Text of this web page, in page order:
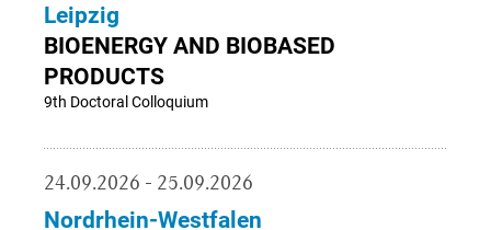
Leipzig
BIOENERGY AND BIOBASED
PRODUCTS
9th Doctoral Colloquium
24.09.2026 - 25.09.2026
Nordrhein-Westfalen